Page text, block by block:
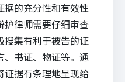
据的充分性和有效性
护律师需要仔细审查
搜集有利于被告的证
、书证、物证等。通
证据有条理地呈现给